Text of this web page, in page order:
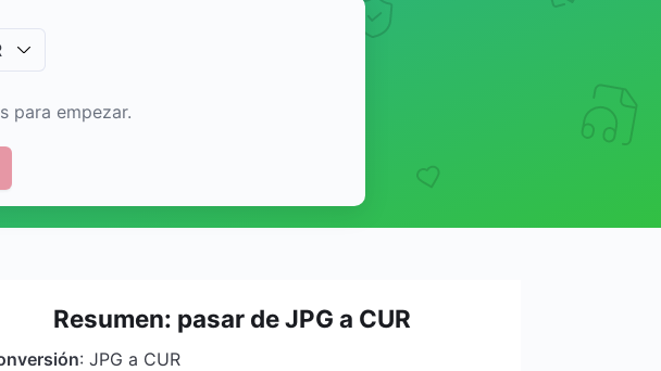
para empezar.
Resumen: pasar de JPG a CUR
: JPG a CUR